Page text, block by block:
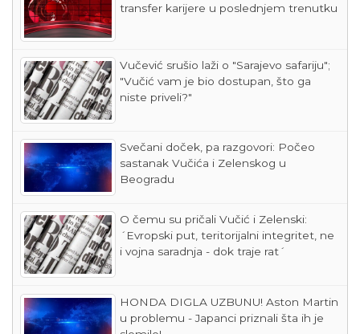
transfer karijere u poslednjem trenutku
Vučević srušio laži o "Sarajevo safariju";
"Vučić vam je bio dostupan, što ga
niste priveli?"
Svečani doček, pa razgovori: Počeo
sastanak Vučića i Zelenskog u
Beogradu
O čemu su pričali Vučić i Zelenski:
´Evropski put, teritorijalni integritet, ne
i vojna saradnja - dok traje rat´
HONDA DIGLA UZBUNU! Aston Martin
u problemu - Japanci priznali šta ih je